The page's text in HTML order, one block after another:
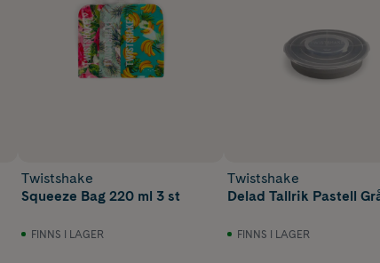
Twistshake
Squeeze Bag 220 ml 3 st
FINNS I LAGER
Twistshake
Delad Tallrik Pastell
FINNS I LAGER